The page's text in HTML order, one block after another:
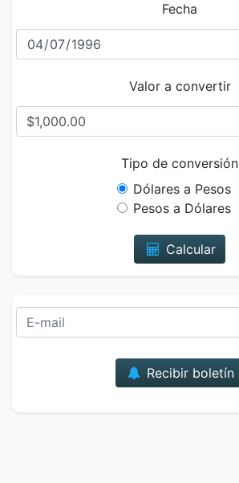
Fecha
Valor a convertir
Tipo de conversión
Dólares a Pesos
Pesos a Dólares
Calcular
Recibir boletín